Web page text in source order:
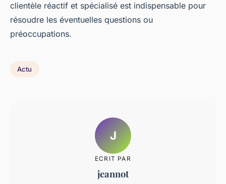
clientèle réactif et spécialisé est indispensable pour
résoudre les éventuelles questions ou
préoccupations.
Actu
J
ECRIT PAR
jeannot